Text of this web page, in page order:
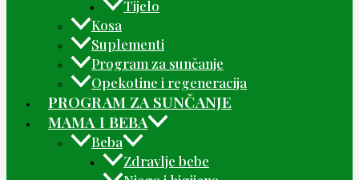
Tijelo
Kosa
Suplementi
Program za sunčanje
Opekotine i regeneracija
PROGRAM ZA SUNČANJE
MAMA I BEBA
Beba
Zdravlje bebe